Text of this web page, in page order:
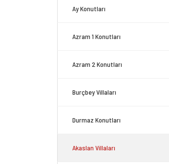
Ay Konutları
Azram 1 Konutları
Azram 2 Konutları
Burçbey Villaları
Durmaz Konutları
Akaslan Villaları